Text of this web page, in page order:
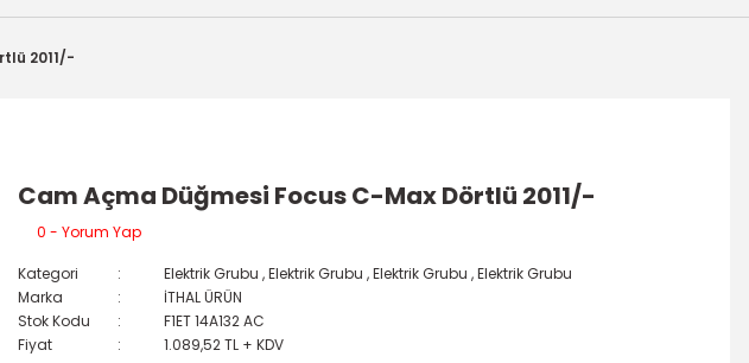
2011/-
Cam Açma Düğmesi Focus C-Max Dörtlü 2011/-
0 - Yorum Yap
Kategori Elektrik Grubu ,Elektrik Grubu ,Elektrik Grubu ,Elektrik Grubu
Marka
İTHAL ÜRÜN
Stok Kodu
F1ET 14A132 AC
Fiyat
1.089,52 TL + KDV